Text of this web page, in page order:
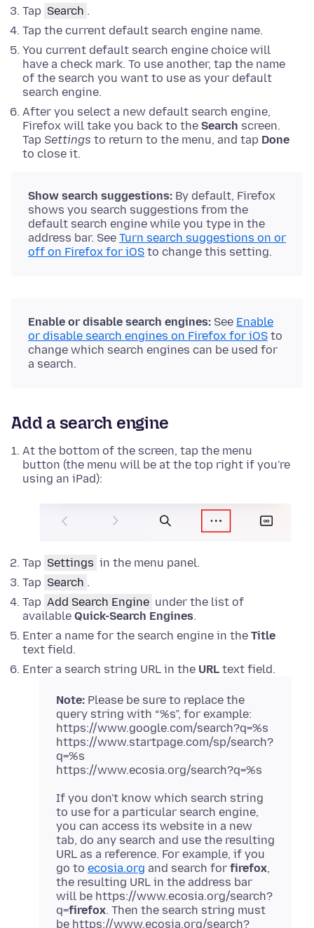
Tap Search .
Tap the current default search engine name.
You current default search engine choice will
have a check mark. To use another, tap the name
of the search you want to use as your default
search engine.
After you select a new default search engine,
Firefox will take you back to the Search screen.
Tap Settings to return to the menu, and tap Done
to close it.
Show search suggestions: By default, Firefox
shows you search suggestions from the
default search engine while you type in the
address bar. See Turn search suggestions on or
off on Firefox for iOS to change this setting.
Enable or disable search engines: See Enable
or disable search engines on Firefox for iOS to
change which search engines can be used for
a search.
Add a search engine
At the bottom of the screen, tap the menu
button (the menu will be at the top right if you're
using an iPad):
Tap Settings in the menu panel.
Tap Search .
Tap Add Search Engine under the list of
available Quick-Search Engines.
Enter a name for the search engine in the Title
text field.
Enter a search string URL in the URL text field.
Note: Please be sure to replace the
query string with “%s”, for example:
https://www.google.com/search?q=%s
https://www.startpage.com/sp/search?
q=%s
https://www.ecosia.org/search?q=%s
If you don't know which search string
to use for a particular search engine,
you can access its website in a new
tab, do any search and use the resulting
URL as a reference. For example, if you
go to ecosia.org and search for firefox,
the resulting URL in the address bar
will be https://www.ecosia.org/search?
q=firefox. Then the search string must
be https://www.ecosia.org/search?